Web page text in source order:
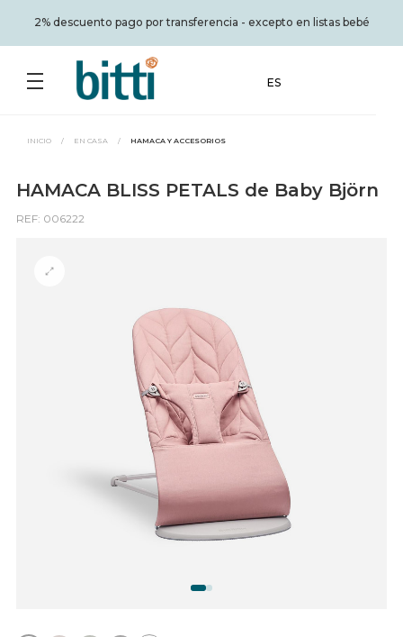
2% descuento pago por transferencia - excepto en listas bebé
ES
INICIO / EN CASA / HAMACA Y ACCESORIOS
HAMACA BLISS PETALS de Baby Björn
REF: 006222